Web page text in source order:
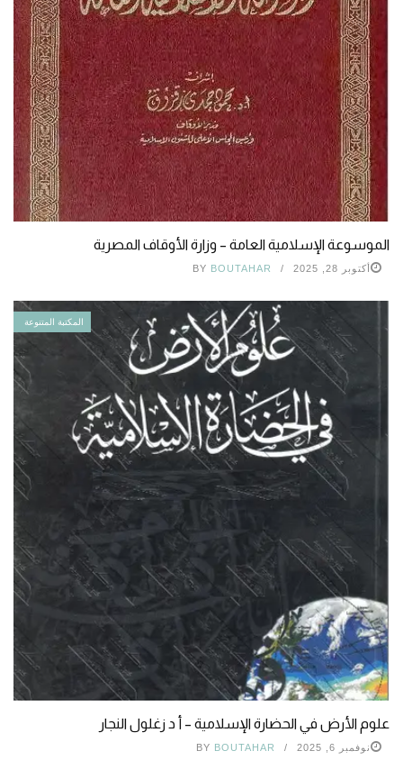
الموسوعة الإسلامية العامة – وزارة الأوقاف المصرية
أكتوبر 28, 2025 BY BOUTAHAR
المكتبة المتنوعة
علوم الأرض في الحضارة الإسلامية – أ د زغلول النجار
نوفمبر 6, 2025 BY BOUTAHAR